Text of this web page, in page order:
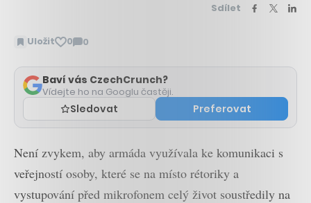
Sdílet
Uložit 0 0
Zobrazit
Baví vás CzechCrunch?
Vídejte ho na Googlu častěji.
Sledovat Preferovat
Není zvykem, aby armáda využívala ke komunikaci s
veřejností osoby, které se na místo rétoriky a
vystupování před mikrofonem celý život soustředily na